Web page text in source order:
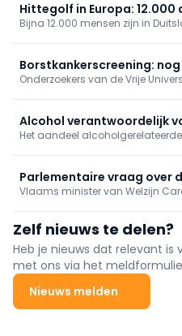
Hittegolf in Europa: 12.000
Bijna 12.000 mensen zijn in
Borstkankerscreening:
simulatiemodellen
Onderzoekers van de Vrije
borstkankerscreening.
Alcohol verantwoordelijk
sterfgevallen in België
Het aandeel
Parlementaire vraag over
beheersovereenkomsten
gezondheidsbeleid
Vlaams minister van Welzijn
Zelf nieuws te delen?
Heb je nieuws dat relevant is
met ons via het
Nieuws melden